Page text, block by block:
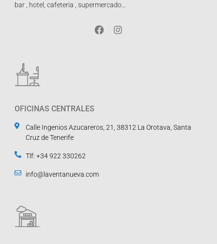
bar , hotel, cafeteria , supermercado…
OFICINAS CENTRALES
Calle Ingenios Azucareros, 21, 38312 La Orotava, Santa
Cruz de Tenerife
Tlf: +34 922 330262
info@laventanueva.com